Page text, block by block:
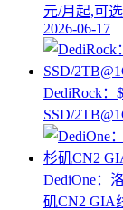
元/月起,可
2026-06-17
DediRock：
SSD/
DediOne：
矶CN2 GIA